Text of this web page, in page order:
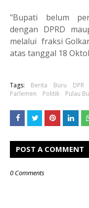
"Bupati belum
dengan DPRD
melalui fraksi
atas tanggal 18
Tags: Berita Buru DPR
Parlemen
Politik Pulau
POST A COMMENT
0 Comments